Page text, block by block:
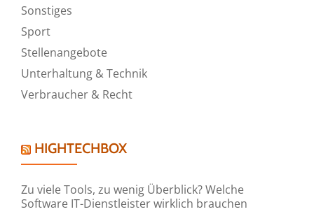
Sonstiges
Sport
Stellenangebote
Unterhaltung & Technik
Verbraucher & Recht
HIGHTECHBOX
Zu viele Tools, zu wenig Überblick? Welche
Software IT-Dienstleister wirklich brauchen